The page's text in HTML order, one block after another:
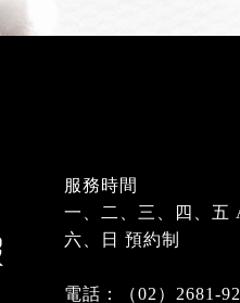
服務時間
一、二、三、四、五
六、日 預約制
電話：（02）2681-